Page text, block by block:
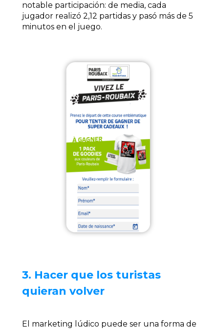
notable participación: de media, cada
jugador realizó 2,12 partidas y pasó más de 5
minutos en el juego.
3. Hacer que los turistas
quieran volver
El marketing lúdico puede ser una forma de